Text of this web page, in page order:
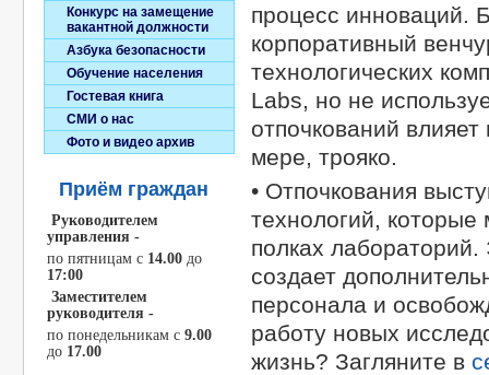
Конкурс на замещение
вакантной должности
Азбука безопасности
Обучение населения
Гостевая книга
СМИ о нас
Фото и видео архив
Приём граждан
Руководителем
управления -
по пятницам c 14.00 до
17:00
Заместителем
руководителя -
по понедельникам с 9.00
до 17.00
процесс инноваций.
корпоративный
технологических
Labs, но не
отпочкований
мере, трояко.
• Отпочкования
технологий, которые
полках
создает
персонала и
работу новых
жизнь? Загляните в